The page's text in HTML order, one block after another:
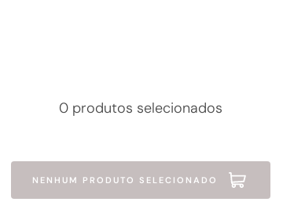
Romar Metal
3.1/2"
+
Válvula Para Pia Americana Astra
ABS Cromada VA2
0 produtos selecionados
NENHUM PRODUTO SELECIONADO